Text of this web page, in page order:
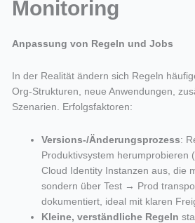
Monitoring
Anpassung von Regeln und Jobs
In der Realität ändern sich Regeln
Org-Strukturen, neue Anwendungen,
Szenarien. Erfolgsfaktoren:
Versions-/Änderungsprozess:
Produktivsystem herumprobieren
Cloud Identity Instanzen aus, die
sondern über Test → Prod
dokumentiert, ideal mit klaren
Kleine, verständliche Regeln